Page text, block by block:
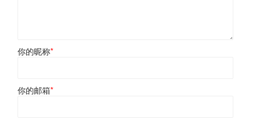
你的昵称*
你的邮箱*